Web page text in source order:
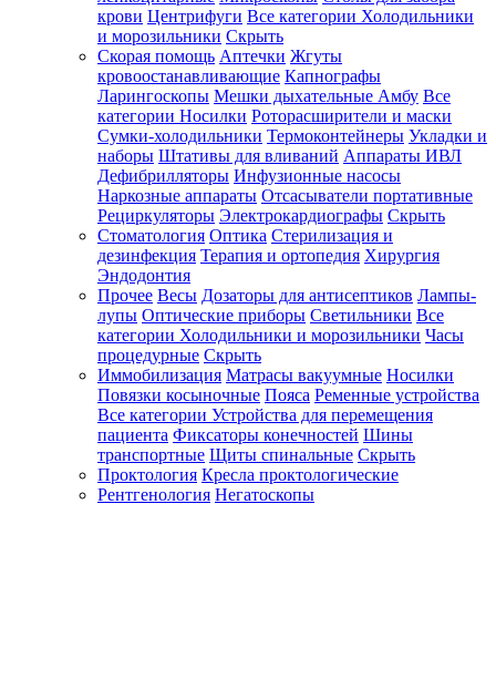
крови Центрифуги Все категории Холодильники
и морозильники Скрыть
Скорая помощь Аптечки Жгуты
кровоостанавливающие Капнографы
Ларингоскопы Мешки дыхательные Амбу Все
категории Носилки Роторасширители и маски
Сумки-холодильники Термоконтейнеры Укладки и
наборы Штативы для вливаний Аппараты ИВЛ
Дефибрилляторы Инфузионные насосы
Наркозные аппараты Отсасыватели портативные
Рециркуляторы Электрокардиографы Скрыть
Стоматология Оптика Стерилизация и
дезинфекция Терапия и ортопедия Хирургия
Эндодонтия
Прочее Весы Дозаторы для антисептиков Лампы-
лупы Оптические приборы Светильники Все
категории Холодильники и морозильники Часы
процедурные Скрыть
Иммобилизация Матрасы вакуумные Носилки
Повязки косыночные Пояса Ременные устройства
Все категории Устройства для перемещения
пациента Фиксаторы конечностей Шины
транспортные Щиты спинальные Скрыть
Проктология Кресла проктологические
Рентгенология Негатоскопы